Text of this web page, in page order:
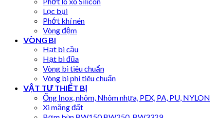
Lọc bụi
Phớt khí nén
Vòng đệm
VÒNG BI
Hạt bi cầu
Hạt bi đũa
Vòng bi tiêu chuẩn
Vòng bi phi tiêu chuẩn
VẬT TƯ THIẾT BỊ
Ống Inox, nhôm, Nhôm nhựa, PEX, PA, PU, NYLON
Xi măng đất